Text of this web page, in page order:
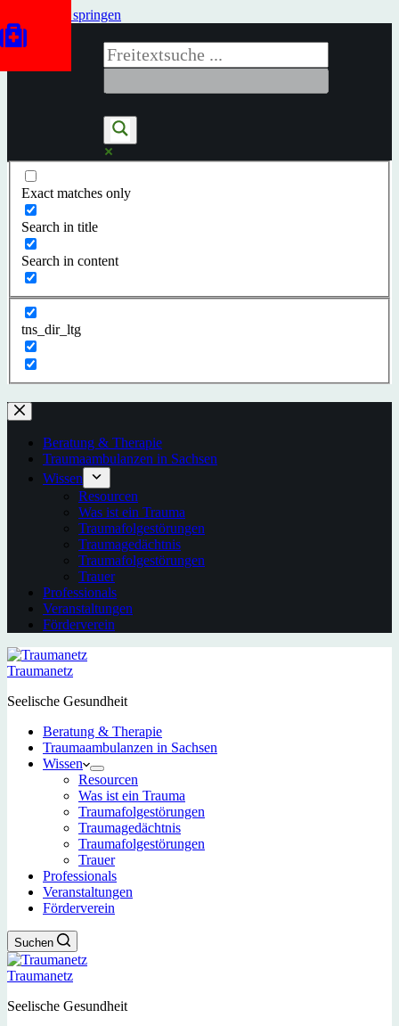
Zum Inhalt springen
Exact matches only
Search in title
Search in content
tns_dir_ltg
Beratung & Therapie
Traumaambulanzen in Sachsen
Wissen
Resourcen
Was ist ein Trauma
Traumafolgestörungen
Traumagedächtnis
Traumafolgestörungen
Trauer
Professionals
Veranstaltungen
Förderverein
Traumanetz
Seelische Gesundheit
Beratung & Therapie
Traumaambulanzen in Sachsen
Wissen
Resourcen
Was ist ein Trauma
Traumafolgestörungen
Traumagedächtnis
Traumafolgestörungen
Trauer
Professionals
Veranstaltungen
Förderverein
Suchen
Traumanetz
Seelische Gesundheit